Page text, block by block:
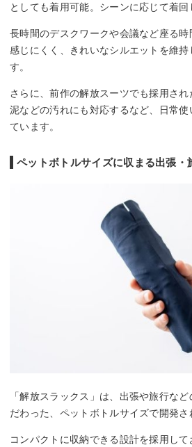
としても着用可能。シーンに応じて着回
長時間のデスクワークや会議など座る
感じにくく、きれいなシルエットを維
す。
さらに、前作の解放スーツでも採用さ
泥などの汚れにも対応するなど、日常使
ています。
ペットボトルサイズに収まる出張・
「解放スラックス」は、出張や旅行な
だわった、ペットボトルサイズで開発さ
コンパクトに収納できる設計を採用し